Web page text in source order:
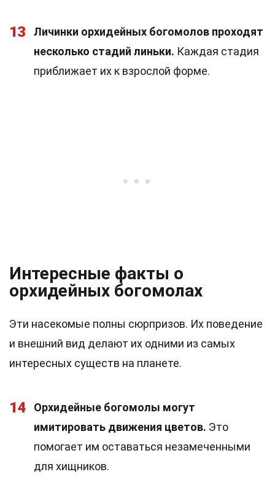
13
Личинки орхидейных богомолов проходят
несколько стадий линьки. Каждая стадия
приближает их к взрослой форме.
Интересные факты о
орхидейных богомолах
Эти насекомые полны сюрпризов. Их поведение
и внешний вид делают их одними из самых
интересных существ на планете.
14
Орхидейные богомолы могут
имитировать движения цветов. Это
помогает им оставаться незамеченными
для хищников.